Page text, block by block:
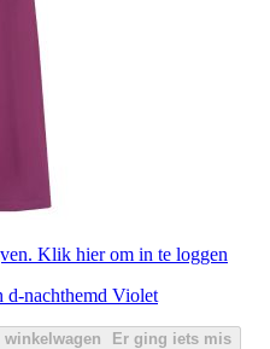
Klik hier om in te loggen
nachthemd Violet
winkelwagen Er ging iets mis